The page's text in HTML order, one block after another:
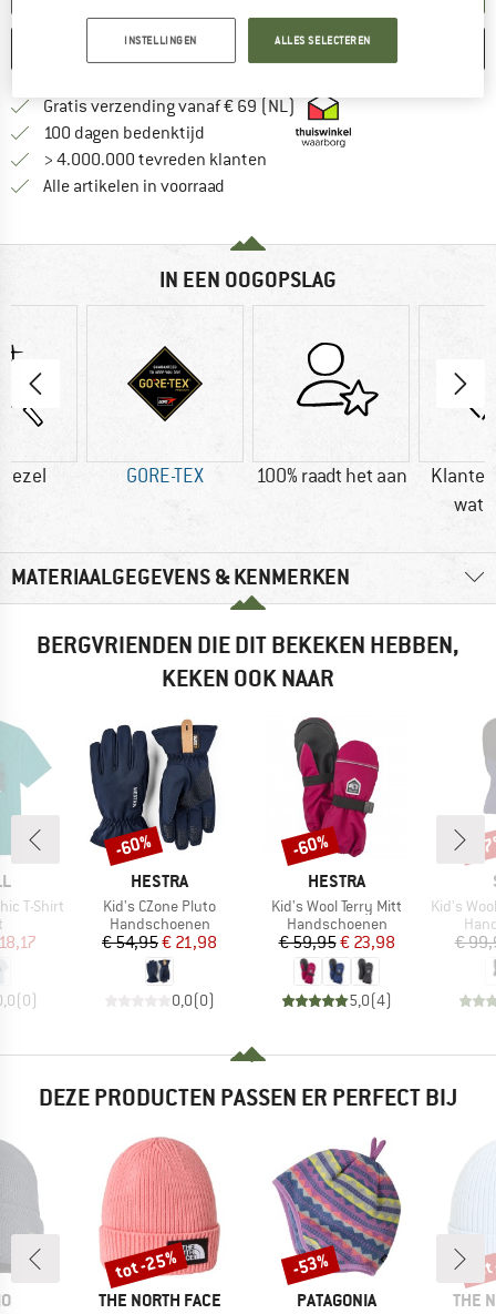
ONTHOUDEN VERGELIJKEN
Gratis verzending vanaf € 69 (NL) Vind hier de
100 dagen bedenktijd Vind de betalingsinformatie hier!
> 4.000.000 tevreden klanten
Alle artikelen in voorraad
IN EEN OOGOPSLAG
GORE-TEX 100% raadt het aan
MATERIAALGEGEVENS & KENMERKEN
BERGVRIENDEN DIE DIT BEKEKEN HEBBEN,
KEKEN OOK NAAR
T-Shirt
prijs
(0)
MERK
HESTRA
Artikel
Kid's CZone Pluto
Productgroep
Handschoenen
Prijs
€ 54,95Verlaagde prijs
€ 21,98
0,0(0)
Korting
-60%
MERK
HESTRA
Artikel
Kid's Wool Terry Mitt
Productgroep
Handschoenen
Prijs
€ 59,95Verlaagde prijs
€ 23,98
5,0(4)
Korting
-60%
Artikel
Kid's Wool
€
-
DEZE PRODUCTEN PASSEN ER PERFECT BIJ
MERK
THE NORTH FACE
Korting
tot -25%
MERK
PATAGONIA
Korting
-53%
MERK
THE
INSTELLINGEN ALLES SELECTEREN